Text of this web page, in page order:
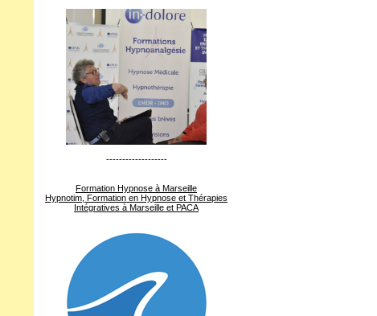
-------------------
Formation Hypnose à Marseille
Hypnotim, Formation en Hypnose et Thérapies
Intégratives à Marseille et PACA